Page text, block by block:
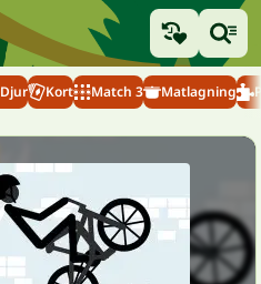
Djur Kort Match 3 Matlagning